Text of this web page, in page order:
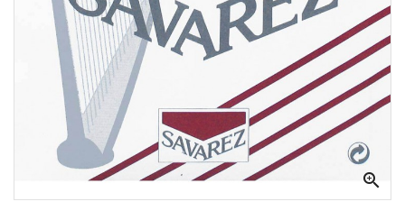
Apparatuur
Opname
Apparatuur
Blaasinstrumenten
Slaginstrumenten
Microfoons
